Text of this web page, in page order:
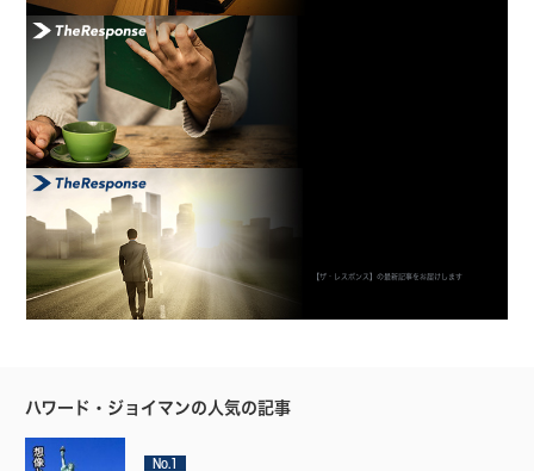
【ザ・レスポンス】の最新記事をお届けします
ハワード・ジョイマンの人気の記事
No.1